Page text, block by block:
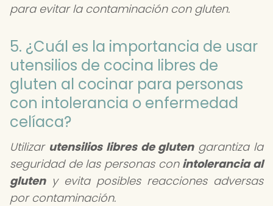
para evitar la contaminación con gluten.
5. ¿Cuál es la importancia de usar
utensilios de cocina libres de
gluten al cocinar para personas
con intolerancia o enfermedad
celíaca?
Utilizar utensilios libres de glutengarantiza la
seguridad de las personas con intolerancia al
gluteny evita posibles reacciones adversas
por contaminación.